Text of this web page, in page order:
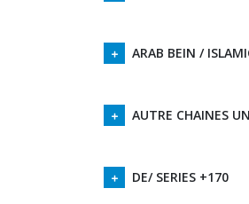
ARAB BEIN /
AUTRE CHAINES
DE/ SERIES +170